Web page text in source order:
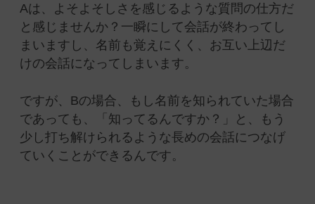
Aは、よそよそしさを感じるような質問の仕方だ
と感じませんか？一瞬にして会話が終わってし
まいますし、名前も覚えにくく、お互い上辺だ
けの会話になってしまいます。
ですが、Bの場合、もし名前を知られていた場合
であっても、「知ってるんですか？」と、もう
少し打ち解けられるような長めの会話につなげ
ていくことができるんです。